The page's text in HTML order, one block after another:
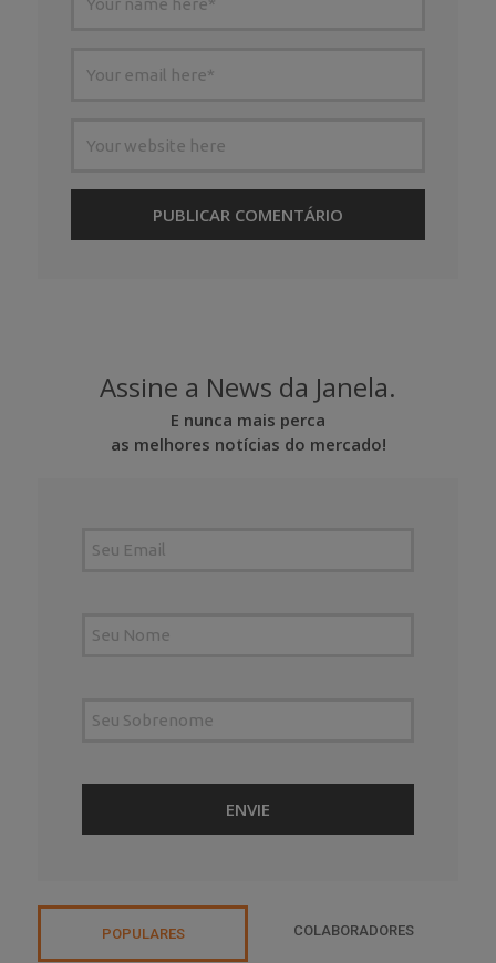
Assine a News da Janela.
E nunca mais perca
as melhores notícias do mercado!
POPULARES COLABORADORES